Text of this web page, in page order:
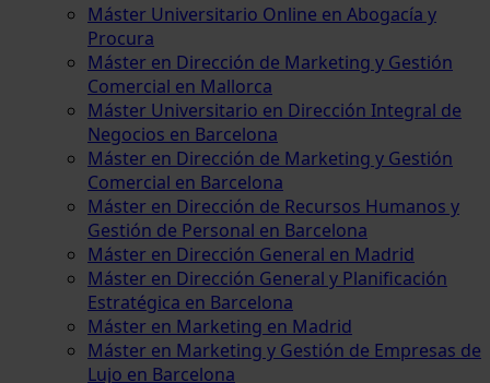
Máster Universitario Online en Abogacía y
Procura
Máster en Dirección de Marketing y Gestión
Comercial en Mallorca
Máster Universitario en Dirección Integral de
Negocios en Barcelona
Máster en Dirección de Marketing y Gestión
Comercial en Barcelona
Máster en Dirección de Recursos Humanos y
Gestión de Personal en Barcelona
Máster en Dirección General en Madrid
Máster en Dirección General y Planificación
Estratégica en Barcelona
Máster en Marketing en Madrid
Máster en Marketing y Gestión de Empresas de
Lujo en Barcelona